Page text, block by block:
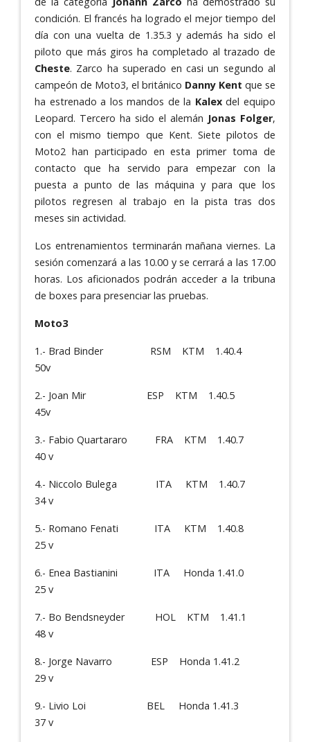
condición. El francés ha logrado el mejor tiempo del
día con una vuelta de 1.35.3 y además ha sido el
piloto que más giros ha completado al trazado de
Cheste. Zarco ha superado en casi un segundo al
campeón de Moto3, el británico Danny Kent que se
ha estrenado a los mandos de la Kalexdel equipo
Leopard. Tercero ha sido el alemán Jonas Folger,
con el mismo tiempo que Kent. Siete pilotos de
Moto2 han participado en esta primer toma de
contacto que ha servido para empezar con la
puesta a punto de las máquina y para que los
pilotos regresen al trabajo en la pista tras dos
meses sin actividad.
Los entrenamientos terminarán mañana viernes. La
sesión comenzará a las 10.00 y se cerrará a las 17.00
horas. Los aficionados podrán acceder a la tribuna
de boxes para presenciar las pruebas.
Moto3
1.- Brad Binder RSM KTM 1.40.4
50v
2.- Joan Mir ESP KTM 1.40.5
45v
3.- Fabio Quartararo FRA KTM 1.40.7
40 v
4.- Niccolo Bulega ITA KTM 1.40.7
34 v
5.- Romano Fenati ITA KTM 1.40.8
25 v
6.- Enea Bastianini ITA Honda 1.41.0
25 v
7.- Bo Bendsneyder HOL KTM 1.41.1
48 v
8.- Jorge Navarro ESP Honda 1.41.2
29 v
9.- Livio Loi BEL Honda 1.41.3
37 v